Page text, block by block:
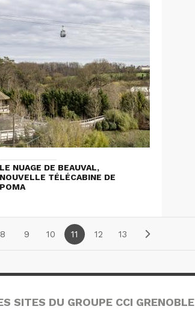
LE NUAGE DE BEAUVAL,
NOUVELLE TÉLÉCABINE DE
POMA
8 9 10 11 12 13
SITES DU GROUPE CCI GRENOBLE